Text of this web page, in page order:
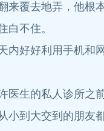
覆去地弄，他根本
白不住。
好好利用手机和网
生的私人诊所之前
到大交到的朋友都